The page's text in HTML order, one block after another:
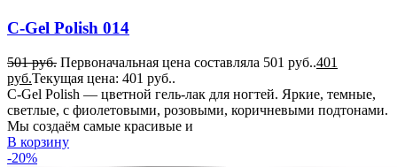
C-Gel Polish 014
501руб. Первоначальная цена составляла 501 руб..401
руб.Текущая цена: 401 руб..
C-Gel Polish — цветной гель-лак для ногтей. Яркие, темные,
светлые, с фиолетовыми, розовыми, коричневыми подтонами.
Мы создаём самые красивые и
В корзину
-20%